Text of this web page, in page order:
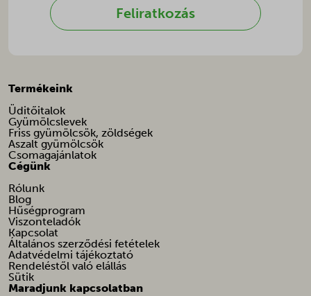
Feliratkozás
Termékeink
Üditőitalok
Gyümölcslevek
Friss gyümölcsök, zöldségek
Aszalt gyümölcsök
Csomagajánlatok
Cégünk
Rólunk
Blog
Hűségprogram
Viszonteladók
Kapcsolat
Általános szerződési fetételek
Adatvédelmi tájékoztató
Rendeléstől való elállás
Sütik
Maradjunk kapcsolatban
galleryGoodAppsCurrentShownPerMonth
galleryGoodAppsPerDayNew
i18next
litespeed_qc_hide_banner
localization
omnisend-form-69fa234ac2dcd9c131684011-version-selected
orderdisplay_v
ot_tik_tok_utm_campaign
ot_tik_tok_utm_source
pbid
perf_*